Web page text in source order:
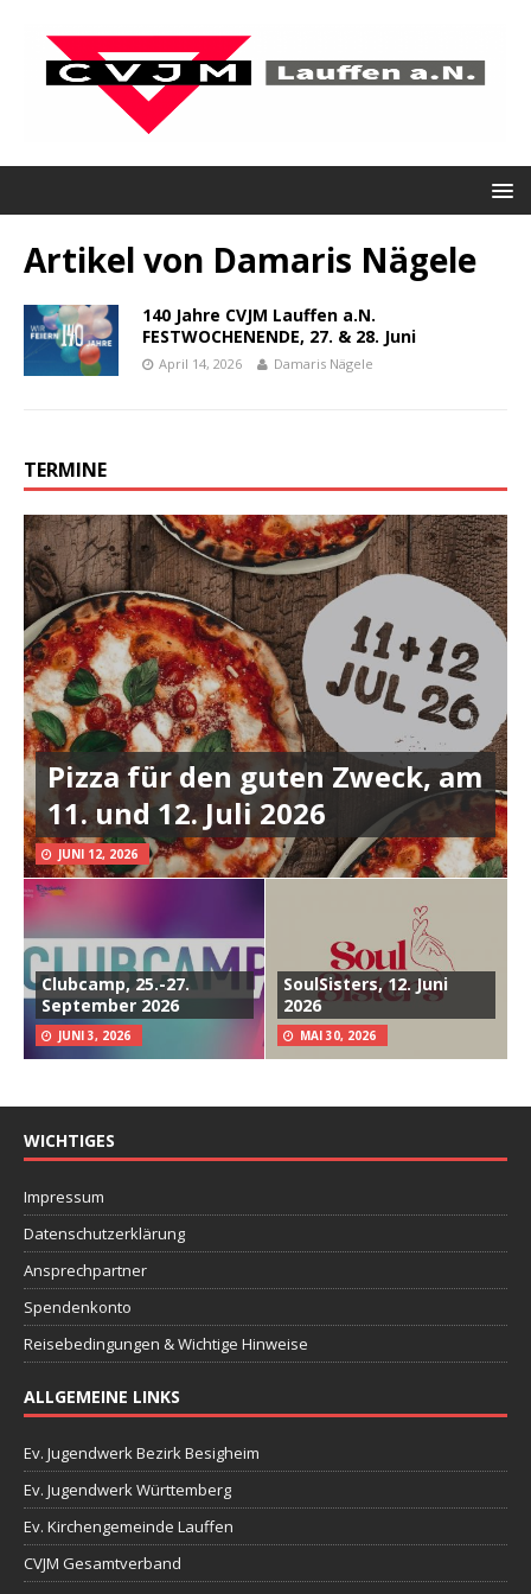
Artikel von Damaris Nägele
140 Jahre CVJM Lauffen a.N.
FESTWOCHENENDE, 27. & 28. Juni
April 14, 2026 Damaris Nägele
TERMINE
Pizza für den guten Zweck, am
11. und 12. Juli 2026
JUNI 12, 2026
Clubcamp, 25.-27.
September 2026
JUNI 3, 2026
SoulSisters, 12. Juni
2026
MAI 30, 2026
WICHTIGES
Impressum
Datenschutzerklärung
Ansprechpartner
Spendenkonto
Reisebedingungen & Wichtige Hinweise
ALLGEMEINE LINKS
Ev. Jugendwerk Bezirk Besigheim
Ev. Jugendwerk Württemberg
Ev. Kirchengemeinde Lauffen
CVJM Gesamtverband